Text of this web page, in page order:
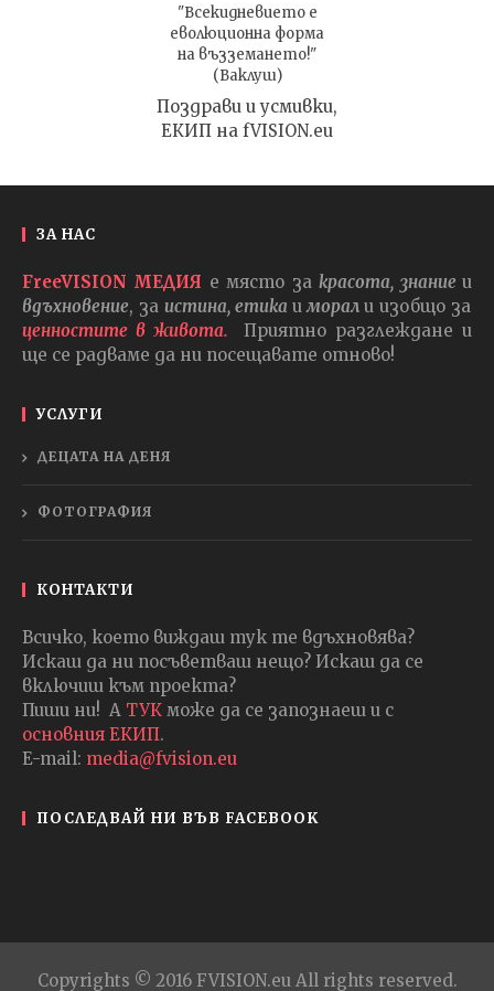
"Всекидневието е
еволюционна форма
на възземането!"
(Ваклуш)
Поздрави и усмивки,
ЕКИП на fVISION.eu
ЗА НАС
FreeVISION МЕДИЯ е място закрасота, знаниеи
вдъхновение, за истина, етика и морали изобщо за
ценностите в живота.
Приятно разглеждане и
ще се радваме да ни посещавате отново!
УСЛУГИ
ДЕЦАТА НА ДЕНЯ
ФОТОГРАФИЯ
КОНТАКТИ
Всичко, което виждаш тук те вдъхновява?
Искаш да ни посъветваш нещо? Искаш да се
включиш към проекта?
Пиши ни! А ТУК може да се запознаеш и с
основния ЕКИП.
E-mail: media@fvision.eu
ПОСЛЕДВАЙ НИ ВЪВ FACEBOOK
Copyrights © 2016 FVISION.eu All rights reserved.